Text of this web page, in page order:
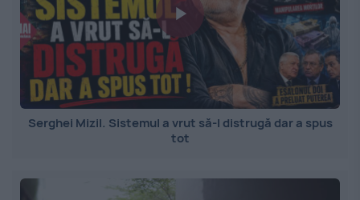
Serghei Mizil. Sistemul a vrut să-l distrugă dar a spus
tot